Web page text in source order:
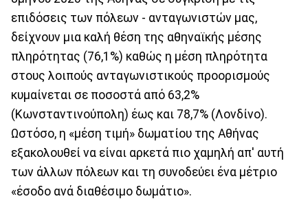
επιδόσεις των πόλεων - ανταγωνιστών μας,
δείχνουν μια καλή θέση της αθηναϊκής μέσης
πληρότητας (76,1%) καθώς η μέση πληρότητα
στους λοιπούς ανταγωνιστικούς προορισμούς
κυμαίνεται σε ποσοστά από 63,2%
(Κωνσταντινούπολη) έως και 78,7% (Λονδίνο).
Ωστόσο, η «μέση τιμή» δωματίου της Αθήνας
εξακολουθεί να είναι αρκετά πιο χαμηλή απ' αυτή
των άλλων πόλεων και τη συνοδεύει ένα μέτριο
«έσοδο ανά διαθέσιμο δωμάτιο».